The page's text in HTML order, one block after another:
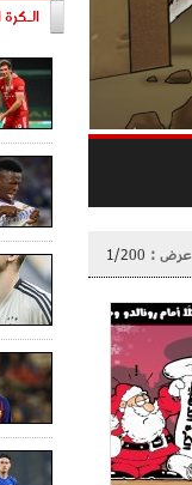
عرض : 1/200
الـكرة